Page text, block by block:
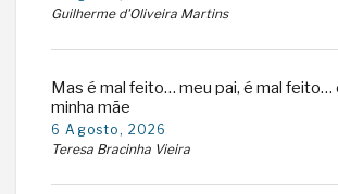
Guilherme d'Oliveira Martins
Mas é mal feito… meu pai, é mal
minha mãe
6 Agosto, 2026
Teresa Bracinha Vieira